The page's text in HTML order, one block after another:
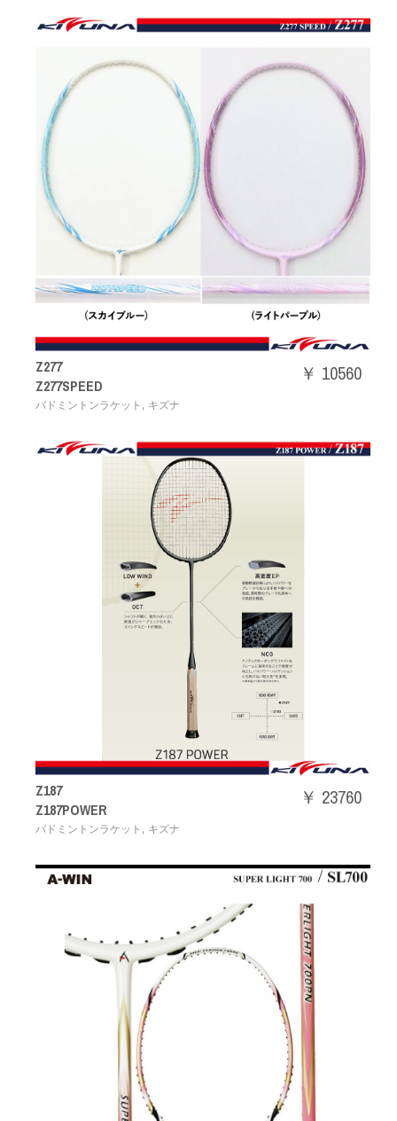
Z277
Z277SPEED
バドミントンラケット , キズナ
￥ 10560
Z187
Z187POWER
バドミントンラケット , キズナ
￥ 23760